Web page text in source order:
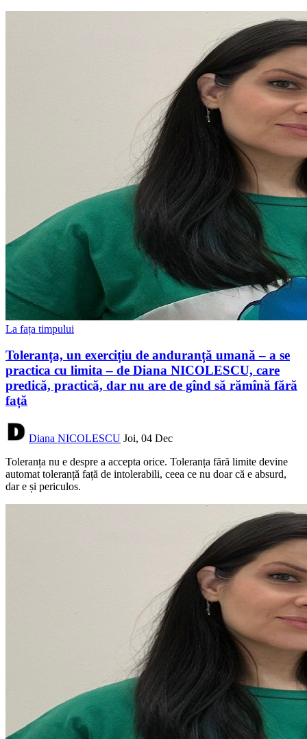
La fața timpului
Toleranța, un exercițiu de anduranță umană – a se
practica cu limita – de Diana NICOLESCU, care
predică, practică, dar nu are de gînd să rămînă fără
față
Diana NICOLESCU Joi, 04 Dec
Toleranța nu e despre a accepta orice. Toleranța fără limite devine
automat toleranță față de intolerabili, ceea ce nu doar că e absurd,
dar e și periculos.